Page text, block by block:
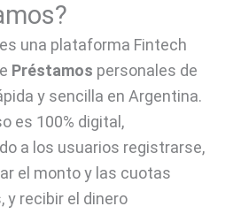
es una plataforma Fintech
Préstamos personales de
y sencilla en Argentina.
es 100% digital,
a los usuarios registrarse,
el monto y las cuotas
y recibir el dinero